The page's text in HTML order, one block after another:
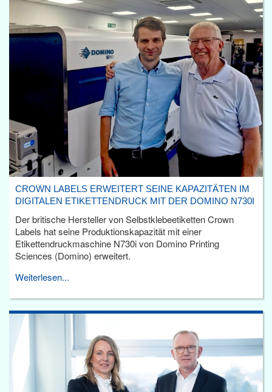
CROWN LABELS ERWEITERT SEINE KAPAZITÄTEN IM
DIGITALEN ETIKETTENDRUCK MIT DER DOMINO N730I
Der britische Hersteller von Selbstklebeetiketten Crown
Labels hat seine Produktionskapazität mit einer
Etikettendruckmaschine N730i von Domino Printing
Sciences (Domino) erweitert.
Weiterlesen...